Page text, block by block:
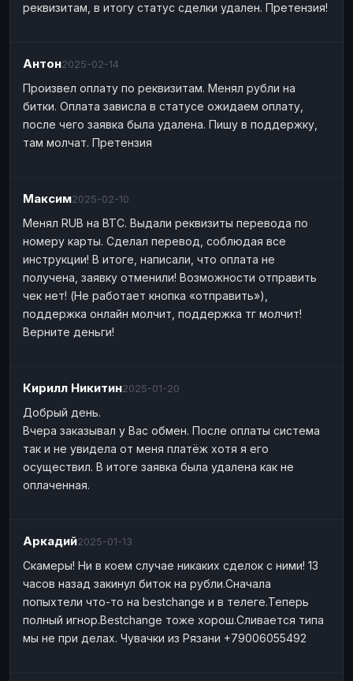
реквизитам, в итогу статус сделки удален. Претензия!
Антон2025-02-14
Произвел оплату по реквизитам. Менял рубли на
битки. Оплата зависла в статусе ожидаем оплату,
после чего заявка была удалена. Пишу в поддержку,
там молчат. Претензия
Максим2025-02-10
Менял RUB на BTC. Выдали реквизиты перевода по
номеру карты. Сделал перевод, соблюдая все
инструкции! В итоге, написали, что оплата не
получена, заявку отменили! Возможности отправить
чек нет! (Не работает кнопка «отправить»),
поддержка онлайн молчит, поддержка тг молчит!
Верните деньги!
Кирилл Никитин2025-01-20
Добрый день.
Вчера заказывал у Вас обмен. После оплаты система
так и не увидела от меня платёж хотя я его
осуществил. В итоге заявка была удалена как не
оплаченная.
Аркадий2025-01-13
Скамеры! Ни в коем случае никаких сделок с ними! 13
часов назад закинул биток на рубли.Сначала
попыхтели что-то на bestchange и в телеге.Теперь
полный игнор.Bestchange тоже хорош.Сливается типа
мы не при делах. Чувачки из Рязани +79006055492